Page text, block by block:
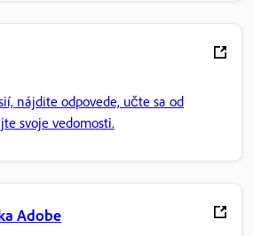
nájdite odpovede, učte sa od
svoje vedomosti.
Adobe